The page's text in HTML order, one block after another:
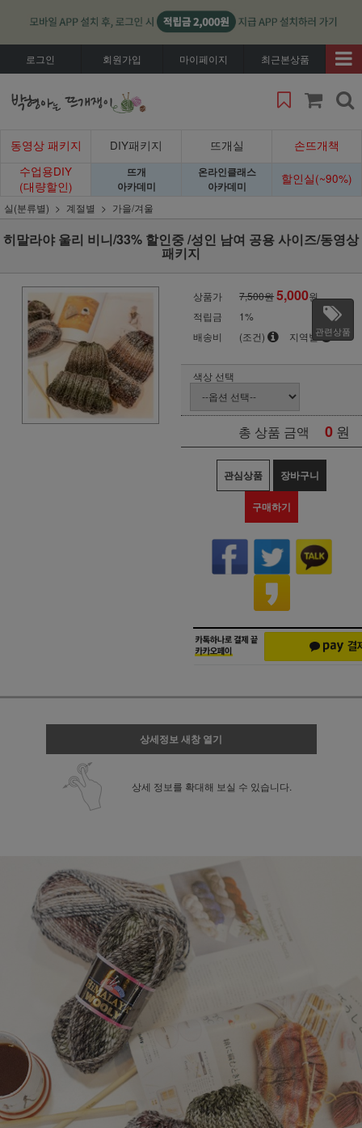
로그인 회원가입 마이페이지 최근본상품
동영상 패키지 DIY패키지 뜨개실
손뜨개책
수업용DIY
(대량할인)
뜨개
아카데미
온라인클래스
아카데미
할인실(~90%)
실(분류별) 계절별 가을/겨울
히말라야 울리 비니/33% 할인중 /성인 남여 공용 사이즈/동영상
패키지
상품가 7,500원5,000원
적립금
1%
배송비
(조건) 지역별관련상품
색상 선택
총 상품 금액 0 원
관심상품 장바구니
구매하기
상세정보 새창 열기
상세 정보를 확대해 보실 수 있습니다.